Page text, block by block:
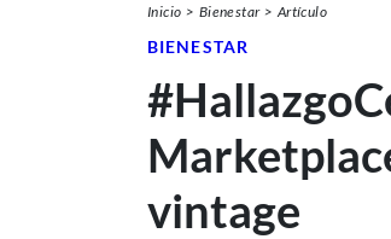
Inicio Bienestar Artículo
BIENESTAR
vintage